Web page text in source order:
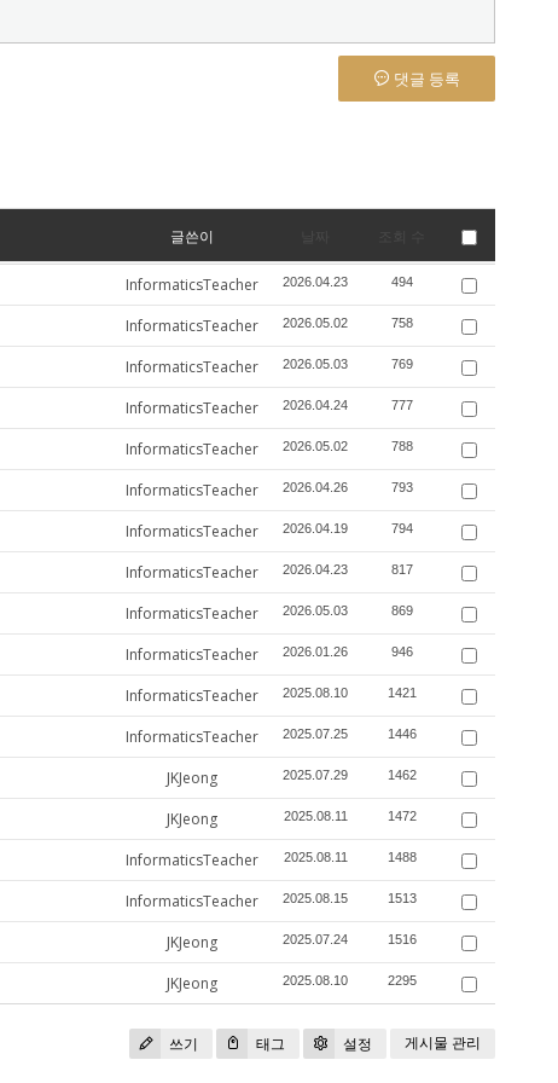
댓글 등록
글쓴이
InformaticsTeacher 2026.04.23 494
InformaticsTeacher 2026.05.02 758
InformaticsTeacher 2026.05.03 769
InformaticsTeacher 2026.04.24 777
InformaticsTeacher 2026.05.02 788
InformaticsTeacher 2026.04.26 793
InformaticsTeacher 2026.04.19 794
InformaticsTeacher 2026.04.23 817
InformaticsTeacher 2026.05.03 869
InformaticsTeacher 2026.01.26 946
InformaticsTeacher 2025.08.10 1421
InformaticsTeacher 2025.07.25 1446
JKJeong 2025.07.29 1462
JKJeong 2025.08.11 1472
InformaticsTeacher 2025.08.11 1488
InformaticsTeacher 2025.08.15 1513
JKJeong 2025.07.24 1516
JKJeong 2025.08.10 2295
쓰기 태그 설정 게시물 관리